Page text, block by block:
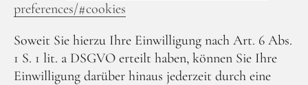
preferences/#cookies
Soweit Sie hierzu Ihre Einwilligung nach Art. 6 Abs.
1 S. 1 lit. a DSGVO erteilt haben, können Sie Ihre
Einwilligung darüber hinaus jederzeit durch eine